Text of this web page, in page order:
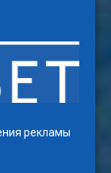
рекламы